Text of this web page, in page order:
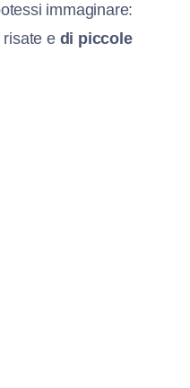
immaginare:
risate e di piccole